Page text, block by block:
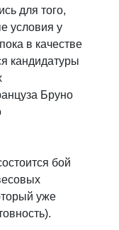
для того,
условия у
в качестве
кандидатуры
Бруно
бой
уже